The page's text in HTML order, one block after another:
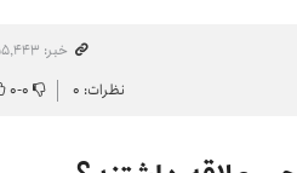
خبر: ۱۵۵٬۴۴۳
نظرات: ۰ ۰-۰